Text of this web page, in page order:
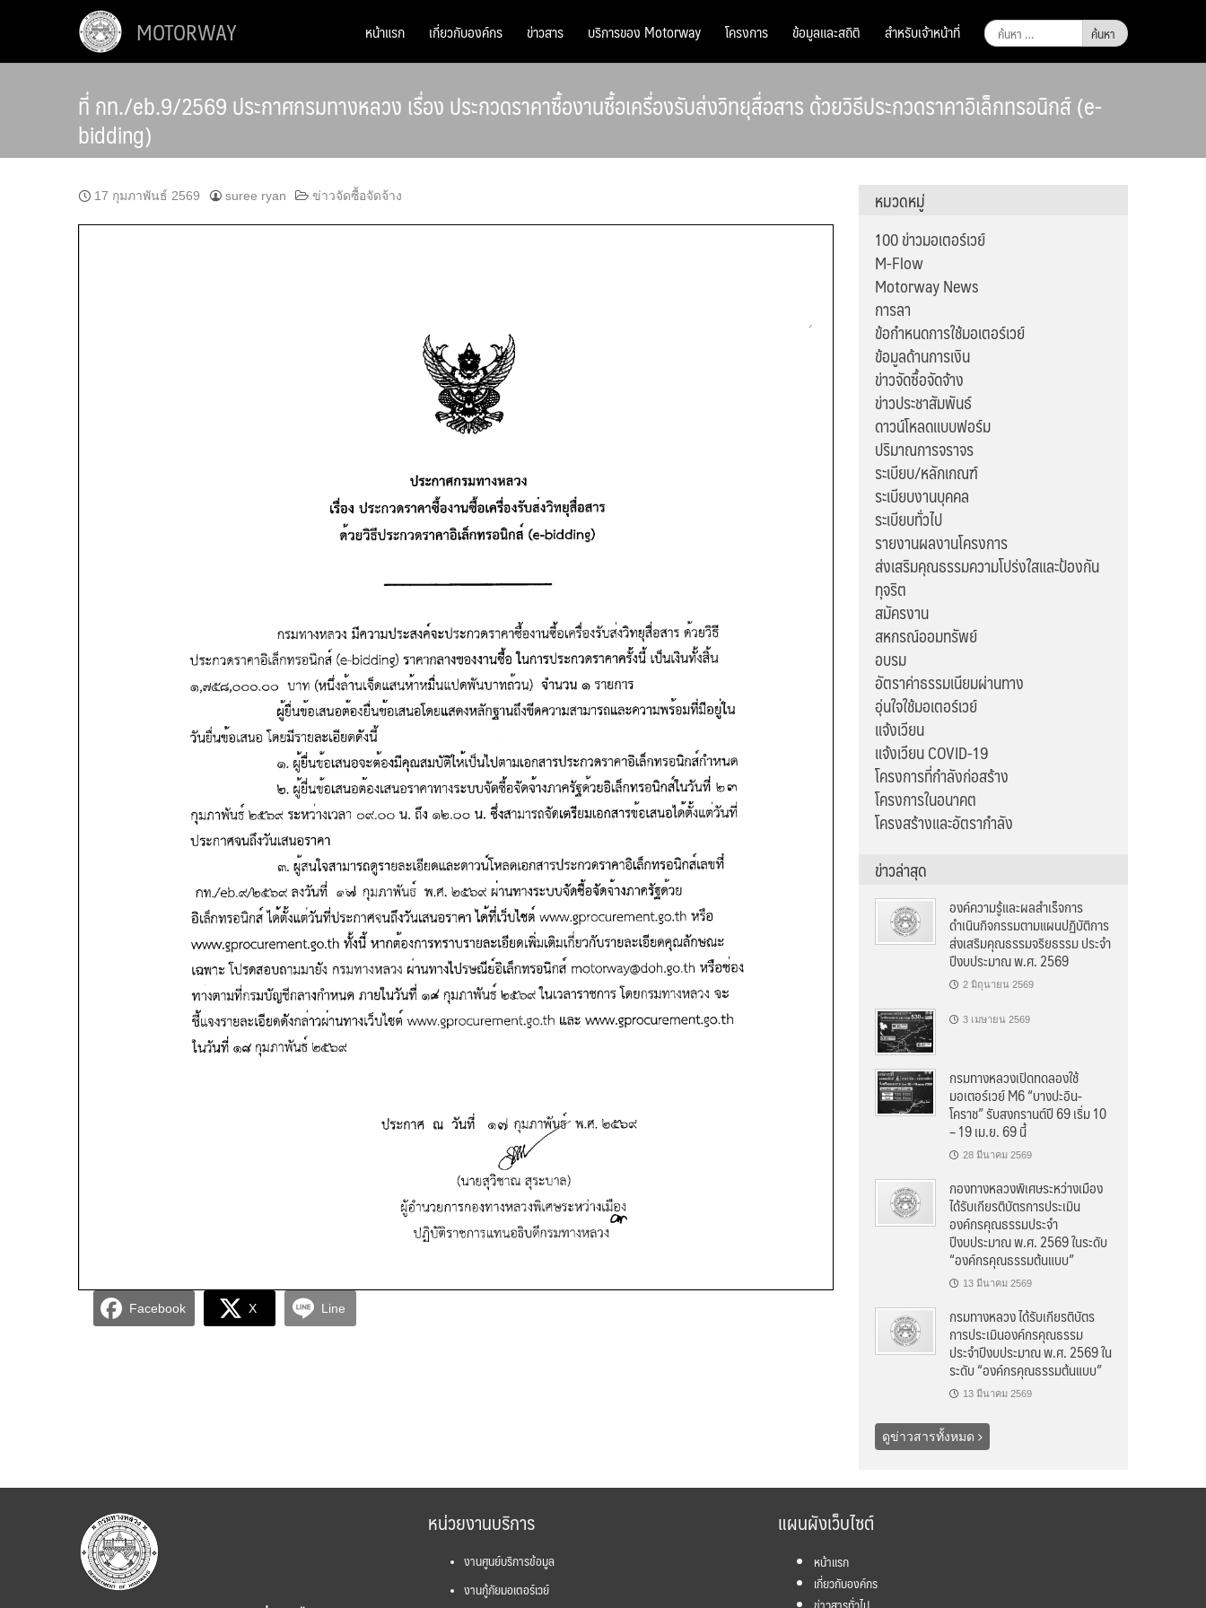
MOTORWAY
ค้นหา
สำหรับ:
หน้าแรก เกี่ยวกับองค์กร ข่าวสาร บริการของ Motorway โครงการ ข้อมูลและสถิติ สำหรับเจ้าหน้าที่
ที่ กท./eb.9/2569 ประกาศกรมทางหลวง เรื่อง ประกวดราคาซื้องานซื้อเครื่องรับส่งวิทยุสื่อสาร ด้วยวิธีประกวดราคาอิเล็กทรอนิกส์ (e-
bidding)
17 กุมภาพันธ์ 2569 suree ryan ข่าวจัดซื้อจัดจ้าง
Facebook X Line
หมวดหมู่
100 ข่าวมอเตอร์เวย์
M-Flow
Motorway News
การลา
ข้อกำหนดการใช้มอเตอร์เวย์
ข้อมูลด้านการเงิน
ข่าวจัดซื้อจัดจ้าง
ข่าวประชาสัมพันธ์
ดาวน์โหลดแบบฟอร์ม
ปริมาณการจราจร
ระเบียบ/หลักเกณฑ์
ระเบียบงานบุคคล
ระเบียบทั่วไป
รายงานผลงานโครงการ
ส่งเสริมคุณธรรมความโปร่งใสและป้องกัน
ทุจริต
สมัครงาน
สหกรณ์ออมทรัพย์
อบรม
อัตราค่าธรรมเนียมผ่านทาง
อุ่นใจใช้มอเตอร์เวย์
แจ้งเวียน
แจ้งเวียน COVID-19
โครงการที่กำลังก่อสร้าง
โครงการในอนาคต
โครงสร้างและอัตรากำลัง
ข่าวล่าสุด
องค์ความรู้และผลสำเร็จการ
ดำเนินกิจกรรมตามแผนปฏิบัติการ
ส่งเสริมคุณธรรมจริยธรรม ประจำ
ปีงบประมาณ พ.ศ. 2569
2 มิถุนายน 2569
3 เมษายน 2569
กรมทางหลวงเปิดทดลองใช้
มอเตอร์เวย์ M6 “บางปะอิน-
โคราช” รับสงกรานต์ปี 69 เริ่ม 10
– 19 เม.ย. 69 นี้
28 มีนาคม 2569
กองทางหลวงพิเศษระหว่างเมือง
ได้รับเกียรติบัตรการประเมิน
องค์กรคุณธรรมประจำ
ปีงบประมาณ พ.ศ. 2569 ในระดับ
“องค์กรคุณธรรมต้นแบบ”
13 มีนาคม 2569
กรมทางหลวง ได้รับเกียรติบัตร
การประเมินองค์กรคุณธรรม
ประจำปีงบประมาณ พ.ศ. 2569 ใน
ระดับ “องค์กรคุณธรรมต้นแบบ”
13 มีนาคม 2569
ดูข่าวสารทั้งหมด
หน่วยงานบริการ
งานศูนย์บริการข้อมูล
งานกู้ภัยมอเตอร์เวย์
แผนผังเว็บไซต์
หน้าแรก
เกี่ยวกับองค์กร